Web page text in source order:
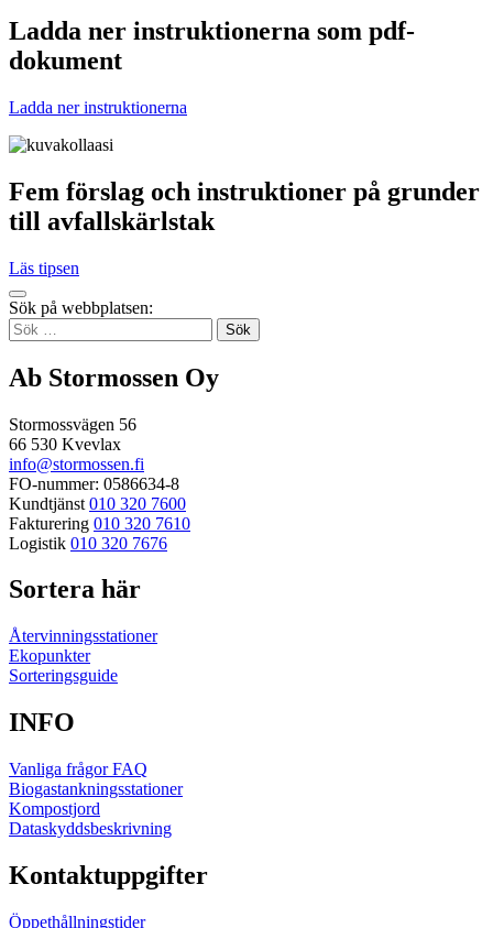
Ladda ner instruktionerna som pdf-
dokument
Ladda ner instruktionerna
Fem förslag och instruktioner på grunder
till avfallskärlstak
Läs tipsen
Tillbaka
up
Sök på webbplatsen:
Sök
efter:
Ab Stormossen Oy
Stormossvägen 56
66 530 Kvevlax
info@stormossen.fi
FO-nummer: 0586634-8
Kundtjänst 010 320 7600
Fakturering 010 320 7610
Logistik 010 320 7676
Sortera här
Återvinningsstationer
Ekopunkter
Sorteringsguide
INFO
Vanliga frågor FAQ
Biogastankningsstationer
Kompostjord
Dataskyddsbeskrivning
Kontaktuppgifter
Öppethållningstider